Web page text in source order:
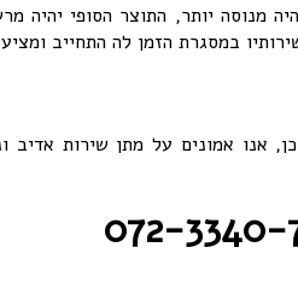
מנוסה יותר, התוצר הסופי יהיה
במסגרת הזמן לה התחייב ומציע
אנו אמונים על מתן שירות